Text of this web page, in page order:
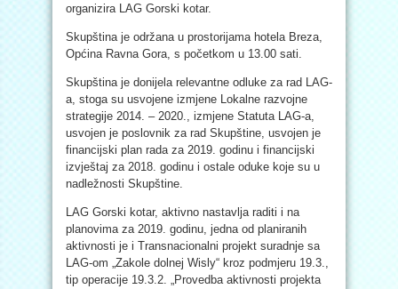
organizira LAG Gorski kotar.
Skupština je održana u prostorijama hotela Breza,
Općina Ravna Gora, s početkom u 13.00 sati.
Skupština je donijela relevantne odluke za rad LAG-
a, stoga su usvojene izmjene Lokalne razvojne
strategije 2014. – 2020., izmjene Statuta LAG-a,
usvojen je poslovnik za rad Skupštine, usvojen je
financijski plan rada za 2019. godinu i financijski
izvještaj za 2018. godinu i ostale oduke koje su u
nadležnosti Skupštine.
LAG Gorski kotar, aktivno nastavlja raditi i na
planovima za 2019. godinu, jedna od planiranih
aktivnosti je i Transnacionalni projekt suradnje sa
LAG-om „Zakole dolnej Wisly“ kroz podmjeru 19.3.,
tip operacije 19.3.2. „Provedba aktivnosti projekta